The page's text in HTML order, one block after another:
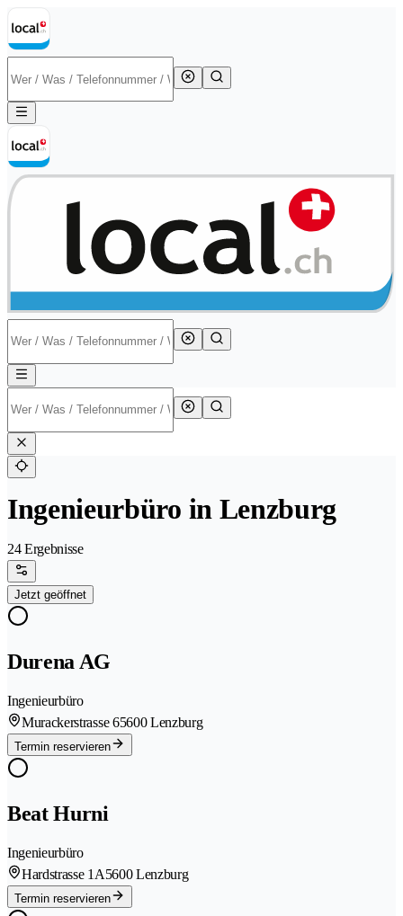
Ingenieurbüro in Lenzburg
24 Ergebnisse
Jetzt geöffnet
Durena AG
Ingenieurbüro
Murackerstrasse 65600 Lenzburg
Termin reservieren
Beat Hurni
Ingenieurbüro
Hardstrasse 1A5600 Lenzburg
Termin reservieren